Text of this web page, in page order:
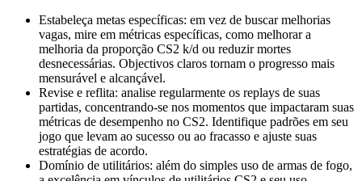
Estabeleça metas específicas: em vez de buscar melhorias
vagas, mire em métricas específicas, como melhorar a
melhoria da proporção CS2 k/d ou reduzir mortes
desnecessárias. Objectivos claros tornam o progresso mais
mensurável e alcançável.
Revise e reflita: analise regularmente os replays de suas
partidas, concentrando-se nos momentos que impactaram suas
métricas de desempenho no CS2. Identifique padrões em seu
jogo que levam ao sucesso ou ao fracasso e ajuste suas
estratégias de acordo.
Domínio de utilitários: além do simples uso de armas de fogo,